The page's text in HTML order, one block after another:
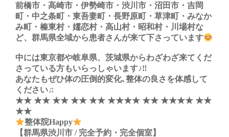
前橋市・高崎市・伊勢崎市・渋川市・沼田市・吉岡
町・中之条町・東吾妻町・長野原町・草津町・みなか
み町・榛東村・嬬恋村・高山村・昭和村・川場村な
ど、群馬県全域から患者さんが来て下さっています
中には東京都や岐阜県、茨城県からわざわざ来てくだ
さっている方もいらっしゃいます♪‼︎
あなたもぜひ体の圧倒的変化､整体の良さを体感して
ください♫
★★ ★★ ★★ ★★ ★★ ★★★★ ★★ ★★★★ ★★
★★
整体院Happy
【群馬県渋川市 / 完全予約・完全個室】